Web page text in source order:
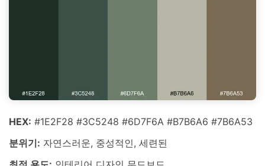
HEX: #1E2F28 #3C5248 #6D7F6A #B7B6A6 #7B6A53
분위기: 자연스러운, 중성적인, 세련된